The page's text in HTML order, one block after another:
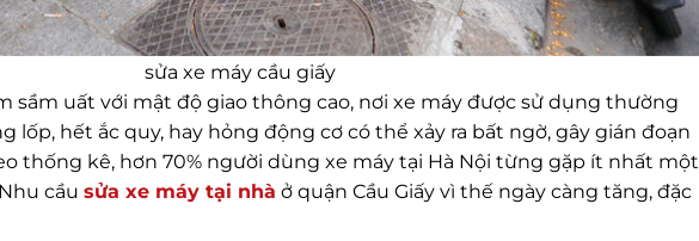
sửa xe máy cầu giấy
sầm uất với mật độ giao thông cao, nơi xe máy được sử dụng thường
lốp, hết ắc quy, hay hỏng động cơ có thể xảy ra bất ngờ, gây gián đoạn
thống kê, hơn 70% người dùng xe máy tại Hà Nội từng gặp ít nhất một
cầu sửa xe máy tại nhà ở quận Cầu Giấy vì thế ngày càng tăng, đặc